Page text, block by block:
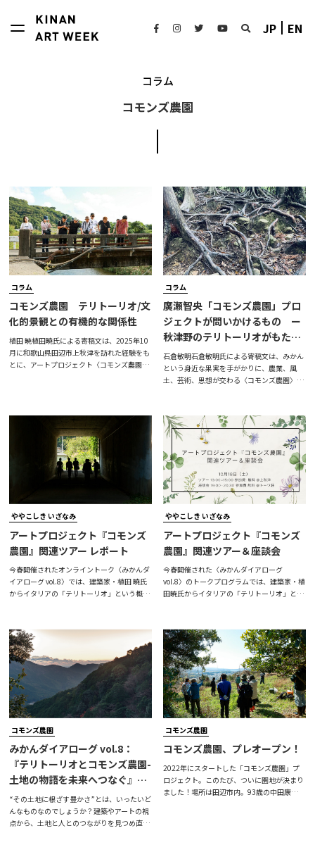
JP EN
コラム
コモンズ農園
コラム
コモンズ農園 テリトーリオ/文
化的景観との有機的な関係性
植田 暁植田曉氏による寄稿文は、2025年10
月に和歌山県田辺市上秋津を訪れた経験をも
とに、アートプロジェクト〈コモンズ農園〉
概念を、都市や集落、田園、森林などが互い
に切り離されることなく、人びとの暮らしを
通して有機的に結びついた地域の総体として
紹介します。そして、この視点をコモンズ農
園がある上秋津の文化的景観に重ね合わ
コラム
廣瀬智央「コモンズ農園」プロ
ジェクトが問いかけるもの ー
秋津野のテリトーリオがもたら
す拡張されたアルテ・ポーヴェ
ラの可能性ー
石倉敏明石倉敏明氏による寄稿文は、みかん
という身近な果実を手がかりに、農業、風
土、芸術、思想が交わる〈コモンズ農園〉の
物、動物、人の労働、長い時間、地域経済、
そして世代を超えた継承によって育まれてい
ることに注目します。果樹栽培は、短期間で
成果を求める現代社会の価値観とは異なり、
遠い未来を見据えながら土地や環境を次の世
代へ引き継ぐ営みです。そこには、未来の人
びとに対する「良い祖先」としての責任を考
える
ややこしき いざなみ
アートプロジェクト『コモンズ
農園』関連ツアー レポート
今春開催されたオンライントーク〈みかんダ
イアローグ vol.8〉では、建築家・植田 曉氏
からイタリアの「テリトーリオ」という概念
『コモンズ農園』が目指すものを深く掘り下
げていくための、ひとつの切り口として学ん
だ「テリトーリオ」をより身近なものとして
感じられるよう、コモンズ農園がある田辺市
の上秋津と重ね合わせ、地域のことを深く知
るためのツアーと座談会を10月18日に開催
いたしました。まず、前半の「地域
ややこしき いざなみ
アートプロジェクト『コモンズ
農園』関連ツアー＆座談会
今春開催された〈みかんダイアローグ
vol.8〉のトークプログラムでは、建築家・植
田暁氏からイタリアの「テリトーリオ」とい
テリトーリオをコモンズ農園の理念と重ね合
わせ、田辺という地域を軸にツアーと座談会
を通して、その在り方やプロセスを分かち合
います。ーーーーーーーーーーーーーーーー
ーーーー【関連ツアー】地域を識る — ツア
ー『田辺のテリトーリオを巡る』日時：
2025年10月18日（土）13:00–
コモンズ農園
みかんダイアローグ vol.8：
『テリトーリオとコモンズ農園-
土地の物語を未来へつなぐ』植
田曉×廣瀬智央 テキスト＆動画
アーカイブ
“その土地に根ざす豊かさ”とは、いったいど
んなものなのでしょうか？建築やアートの視
点から、土地と人とのつながりを見つめ直
コモンズ農園
コモンズ農園、プレオープン！
2022年にスタートした「コモンズ農園」プ
ロジェクト。このたび、ついに園地が決まり
ました！場所は田辺市内。93歳の中田康子さ